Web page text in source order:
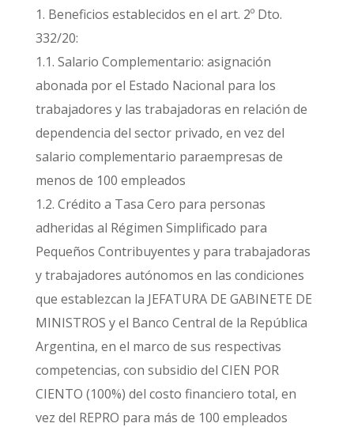
1. Beneficios establecidos en el art. 2º Dto.
332/20:
1.1. Salario Complementario: asignación
abonada por el Estado Nacional para los
trabajadores y las trabajadoras en relación de
dependencia del sector privado, en vez del
salario complementario paraempresas de
menos de 100 empleados
1.2. Crédito a Tasa Cero para personas
adheridas al Régimen Simplificado para
Pequeños Contribuyentes y para trabajadoras
y trabajadores autónomos en las condiciones
que establezcan la JEFATURA DE GABINETE DE
MINISTROS y el Banco Central de la República
Argentina, en el marco de sus respectivas
competencias, con subsidio del CIEN POR
CIENTO (100%) del costo financiero total, en
vez del REPRO para más de 100 empleados